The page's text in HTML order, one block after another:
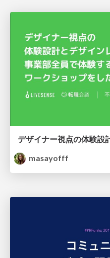
masayofff